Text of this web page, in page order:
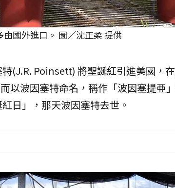
國外進口。 圖／沈正柔 提供
(J.R. Poinsett) 將聖誕紅引進美國，
以波因塞特命名，稱作「波因塞提亜
日」，那天波因塞特去世。